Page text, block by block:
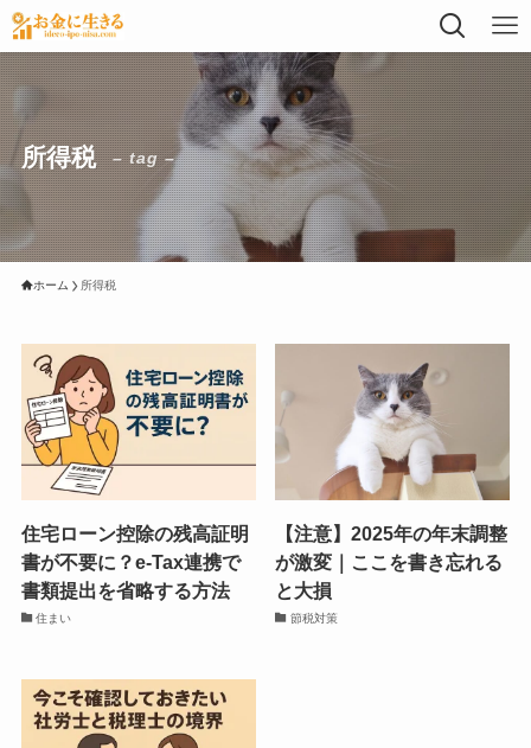
所得税 – tag –
ホーム 所得税
住宅ローン控除の残高証明
書が不要に？e-Tax連携で
書類提出を省略する方法
住まい
【注意】2025年の年末調整
が激変｜ここを書き忘れる
と大損
節税対策